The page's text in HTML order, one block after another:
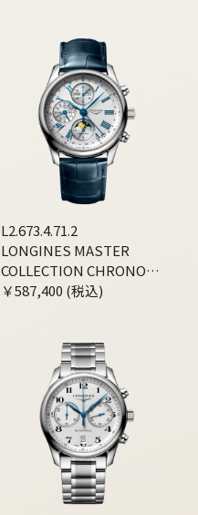
L2.673.4.71.2
LONGINES MASTER
COLLECTION CHRONO
MOONPHASE
￥587,400 (税込)